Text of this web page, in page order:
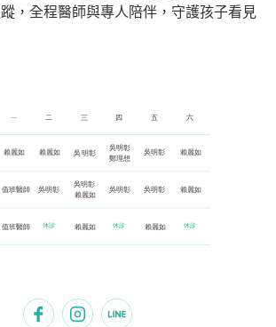
，全程醫師與專人陪伴，守護孩子看見